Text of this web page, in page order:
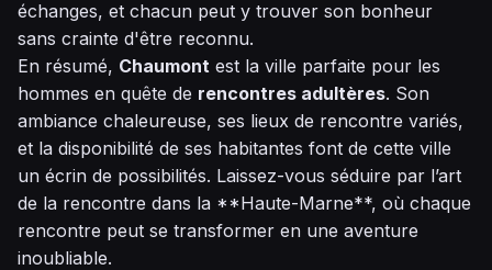
échanges, et chacun peut y trouver son bonheur
sans crainte d'être reconnu.
En résumé, Chaumont est la ville parfaite pour les
hommes en quête de rencontres adultères. Son
ambiance chaleureuse, ses lieux de rencontre variés,
et la disponibilité de ses habitantes font de cette ville
un écrin de possibilités. Laissez-vous séduire par l’art
de la rencontre dans la **Haute-Marne**, où chaque
rencontre peut se transformer en une aventure
inoubliable.